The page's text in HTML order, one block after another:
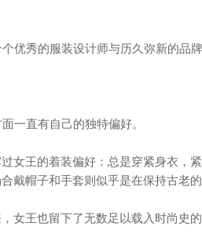
优秀的服装设计师与历久弥新的品牌
一直有自己的独特偏好。
女王的着装偏好：总是穿紧身衣，
戴帽子和手套则似乎是在保持古老的
女王也留下了无数足以载入时尚史的